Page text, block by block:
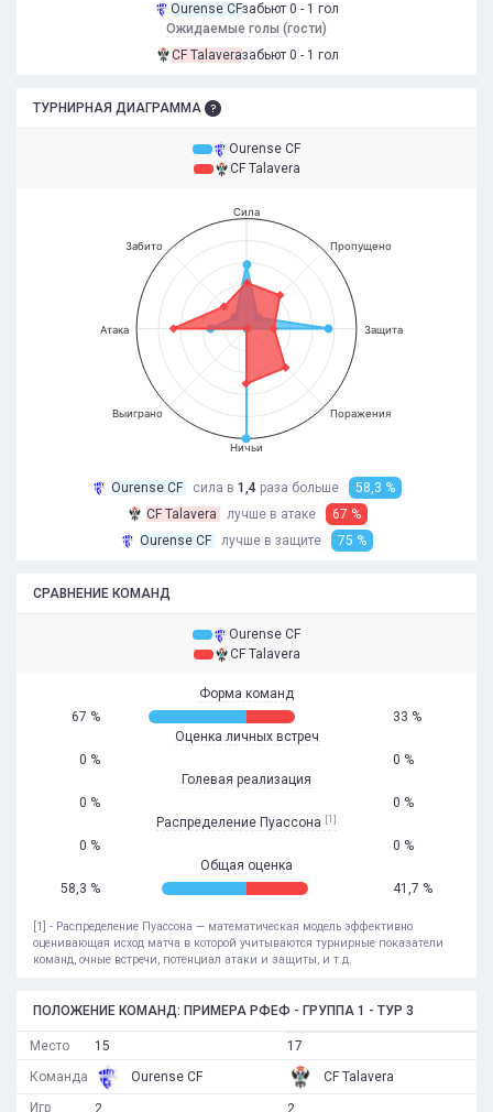
Ourense CFзабьют 0 - 1 гол
Ожидаемые голы (гости)
CF Talaveraзабьют 0 - 1 гол
ТУРНИРНАЯ ДИАГРАММА
Ourense CF
CF Talavera
Сила
Пропущено
Защита
Поражения
Ничьи
Выиграно
Атака
Забито
Ourense CF сила в 1,4 раза больше
58,3 %
CF Talavera
лучше в атаке
67 %
Ourense CF
лучше в защите 75 %
СРАВНЕНИЕ КОМАНД
Ourense CF
CF Talavera
Форма команд
67 %
33 %
Оценка личных встреч
0 %
0 %
Голевая реализация
0 %
0 %
Распределение Пуассона [1]
0 %
0 %
Общая оценка
58,3 %
41,7 %
[1] - Распределение Пуассона — математическая модель эффективно
оценивающая исход матча в которой учитываются турнирные показатели
команд, очные встречи, потенциал атаки и защиты, и т.д.
ПОЛОЖЕНИЕ КОМАНД: ПРИМЕРА РФЕФ - ГРУППА 1 - ТУР 3
Место
Команда
Игр
15
Ourense CF
2
17
CF Talavera
2